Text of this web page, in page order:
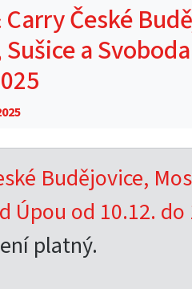
Carry České
a
Budějovice,
Úpou od 10.12. do
platný.